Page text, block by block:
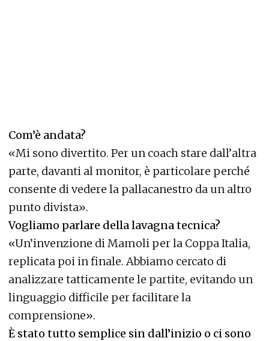
Com’è andata?
«Mi sono divertito. Per un coach stare dall’altra
parte, davanti al monitor, è particolare perché
consente di vedere la pallacanestro da un altro
punto divista».
Vogliamo parlare della lavagna tecnica?
«Un’invenzione di Mamoli per la Coppa Italia,
replicata poi in finale. Abbiamo cercato di
analizzare tatticamente le partite, evitando un
linguaggio difficile per facilitare la
comprensione».
È stato tutto semplice sin dall’inizio o ci sono